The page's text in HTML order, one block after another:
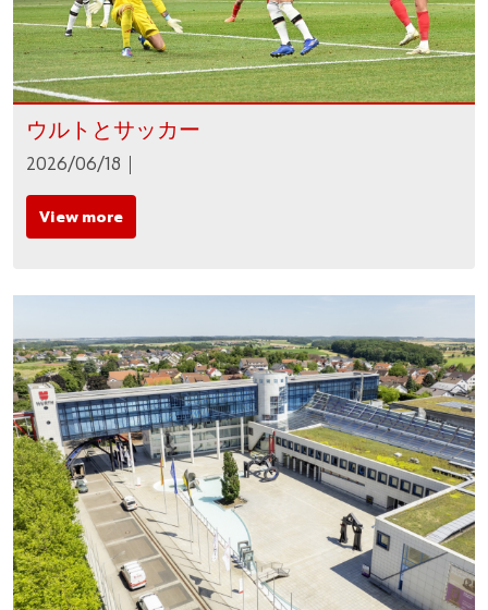
ウルトとサッカー
2026/06/18
View more